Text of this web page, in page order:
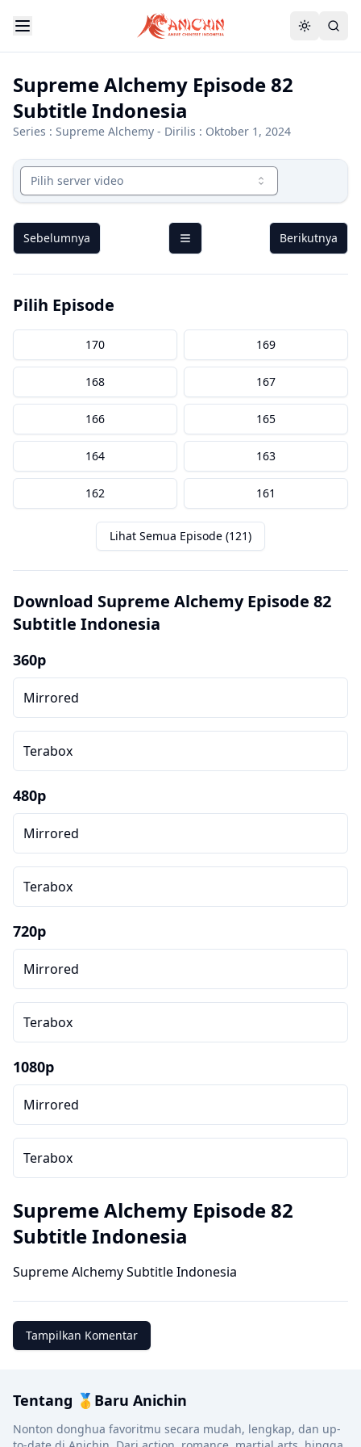
Supreme Alchemy Episode 82
Subtitle Indonesia
Series : Supreme Alchemy - Dirilis : Oktober 1, 2024
Pilih server video
Sebelumnya Berikutnya
Pilih Episode
170 169
168 167
166 165
164 163
162 161
Lihat Semua Episode (121)
Download Supreme Alchemy Episode 82
Subtitle Indonesia
360p
Mirrored
Terabox
480p
Mirrored
Terabox
720p
Mirrored
Terabox
1080p
Mirrored
Terabox
Supreme Alchemy Episode 82
Subtitle Indonesia
Supreme Alchemy Subtitle Indonesia
Tampilkan Komentar
Tentang 🥇Baru Anichin
Nonton donghua favoritmu secara mudah, lengkap, dan up-